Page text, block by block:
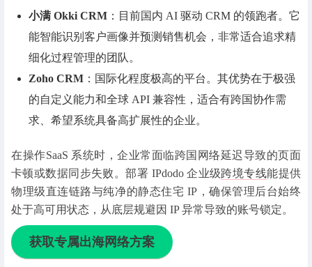
小满 Okki CRM ：目前国内 AI 驱动 CRM 的领跑者。它
能智能识别客户画像并预测销售机会，非常适合追求精
细化过程管理的团队。
Zoho CRM ：国际化程度极高的平台。其优势在于极强
的自定义能力和全球 API 兼容性，适合有跨国协作需
求、希望系统具备高扩展性的企业。
在操作SaaS 系统时，企业常面临跨国网络延迟导致的页面
卡顿或数据同步失败。部署 IPdodo 企业级跨境专线能提供
物理级直连链路与纯净的静态住宅 IP，确保管理后台始终
处于高可用状态，从底层规避因 IP 异常导致的账号锁定。
获取专属出海网络方案